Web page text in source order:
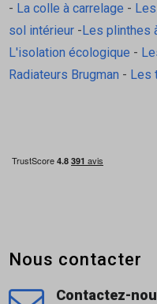
- La colle à carrelage -
sol intérieur- Les plinthes
L'isolation écologique -
Radiateurs Brugman - Les
Nous contacter
Contactez-